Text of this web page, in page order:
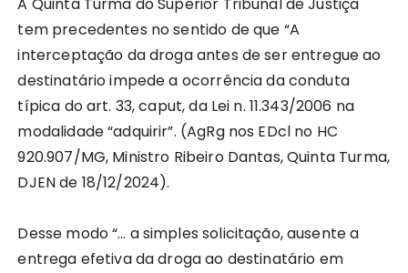
tem precedentes no sentido de que “A
interceptação da droga antes de ser entregue ao
destinatário impede a ocorrência da conduta
típica do art. 33, caput, da Lei n. 11.343/2006 na
modalidade “adquirir”. (AgRg nos EDcl no HC
920.907/MG, Ministro Ribeiro Dantas, Quinta Turma,
DJEN de 18/12/2024).
Desse modo “… a simples solicitação, ausente a
entrega efetiva da droga ao destinatário em